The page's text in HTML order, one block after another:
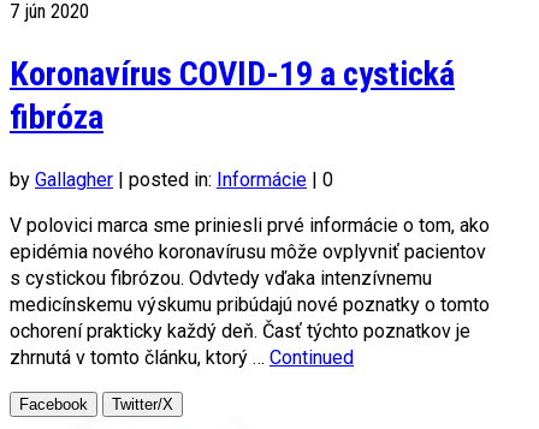
7 jún 2020
Koronavírus COVID-19 a cystická
fibróza
by Gallagher | posted in: Informácie | 0
V polovici marca sme priniesli prvé informácie o tom, ako
epidémia nového koronavírusu môže ovplyvniť pacientov
s cystickou fibrózou. Odvtedy vďaka intenzívnemu
medicínskemu výskumu pribúdajú nové poznatky o tomto
ochorení prakticky každý deň. Časť týchto poznatkov je
zhrnutá v tomto článku, ktorý … Continued
Facebook Twitter/X